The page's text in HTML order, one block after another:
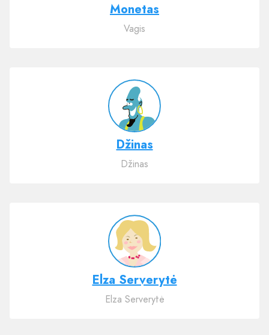
Monetas
Vagis
Džinas
Džinas
Elza Serverytė
Elza Serverytė